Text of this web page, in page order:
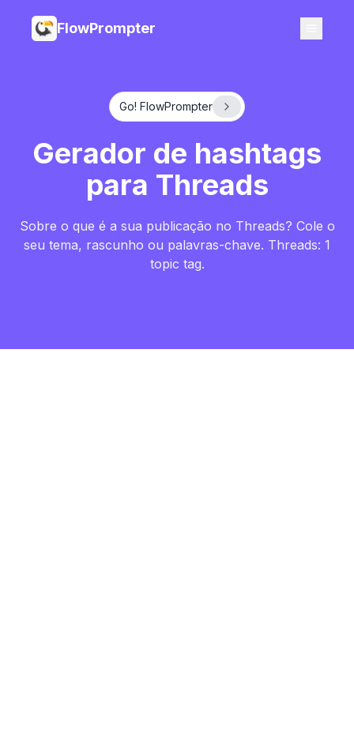
FlowPrompter
Go! FlowPrompter
Gerador de hashtags
para Threads
Sobre o que é a sua publicação no Threads? Cole o
seu tema, rascunho ou palavras-chave. Threads: 1
topic tag.